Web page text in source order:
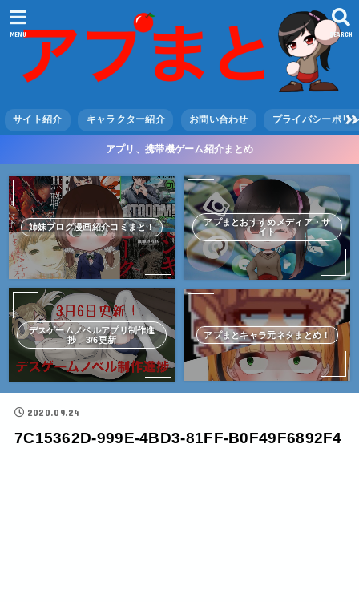
SEARCH
MENU
サイト紹介 キャラクター紹介 お問い合わせ プライバシーポリ
アプリ、携帯機ゲーム紹介まとめ
姉妹ブログ漫画紹介コミまと！
アプまとおすすめメディア・サ
イト
デスゲームノベルアプリ制作進
捗 3/6更新
アプまとキャラ元ネタまとめ！
2020.09.24
7C15362D-999E-4BD3-81FF-B0F49F6892F4